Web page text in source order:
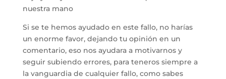
nuestra mano
Si se te hemos ayudado en este fallo, no harías
un enorme favor, dejando tu opinión en un
comentario, eso nos ayudara a motivarnos y
seguir subiendo errores, para teneros siempre a
la vanguardia de cualquier fallo, como sabes